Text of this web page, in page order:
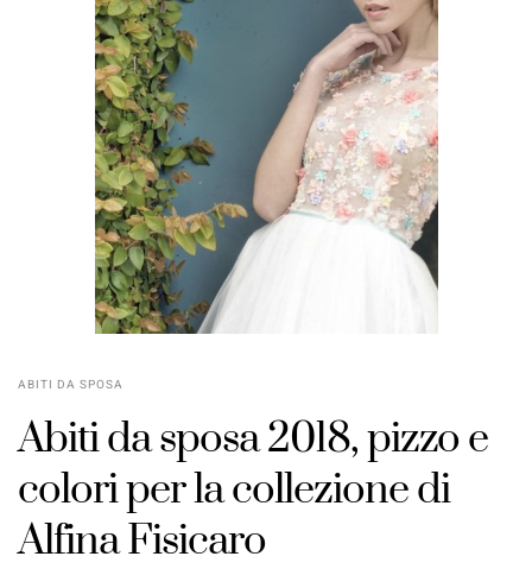
ABITI DA SPOSA
Abiti da sposa 2018, pizzo e
colori per la collezione di
Alfina Fisicaro